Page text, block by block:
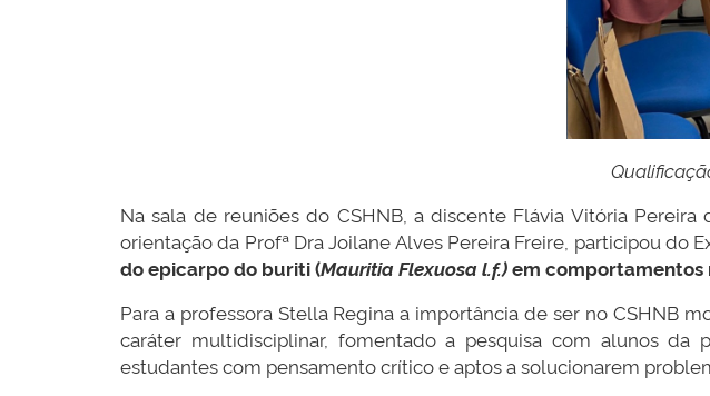
Na sala de reuniões do CSHNB, a discente Flávia Vitória
orientação da Profª Dra Joilane Alves Pereira Freire, participou
do epicarpo do buriti (Mauritia Flexuosa l.f.)em comportamentos
Para a professora Stella Regina a importância de ser no CSHNB
caráter multidisciplinar, fomentado a pesquisa com alunos
estudantes com pensamento crítico e aptos a solucionarem